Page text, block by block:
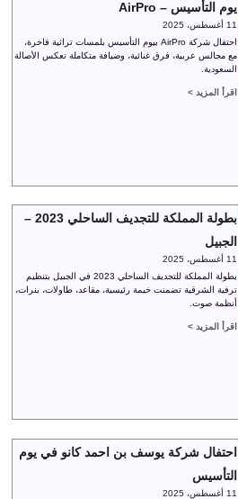
يوم التأسيس – AirPro
11 أغسطس، 2025
احتفال شركة AirPro بيوم التأسيس بلمسات تراثية فاخرة،
مع مجالس عربية، فرق غنائية، وضيافة متكاملة تعكس الأصالة
السعودية.
اقرأ المزيد >
بطولة المملكة للتجديف الساحلي 2023 –
الجبيل
11 أغسطس، 2025
بطولة المملكة للتجديف الساحلي 2023 في الجبيل بتنظيم
ترفية الشرقية تضمنت خيمة رئيسية، مقاعد، طاولات، بنرات،
أنظمة صوت.
اقرأ المزيد >
احتفال شركة يوسف بن احمد كانو في يوم
التأسيس
11 أغسطس، 2025